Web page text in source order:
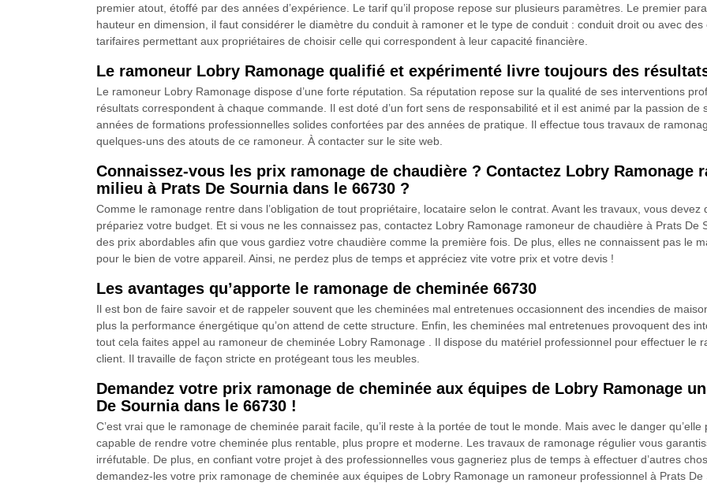
premier atout, étoffé par des années d’expérience. Le tarif qu’il propose repose sur plusieurs paramètres. Le premier
hauteur en dimension, il faut considérer le diamètre du conduit à ramoner et le type de conduit : conduit droit ou avec
tarifaires permettant aux propriétaires de choisir celle qui correspondent à leur capacité financière.
Le ramoneur Lobry Ramonage qualifié et expérimenté livre toujours des
Le ramoneur Lobry Ramonage dispose d’une forte réputation. Sa réputation repose sur la qualité de ses interventions
résultats correspondent à chaque commande. Il est doté d’un fort sens de responsabilité et il est animé par la passion de
années de formations professionnelles solides confortées par des années de pratique. Il effectue tous travaux de
quelques-uns des atouts de ce ramoneur. À contacter sur le site web.
Connaissez-vous les prix ramonage de chaudière ? Contactez Lobry Ramonage
milieu à Prats De Sournia dans le 66730 ?
Comme le ramonage rentre dans l’obligation de tout propriétaire, locataire selon le contrat. Avant les travaux, vous
prépariez votre budget. Et si vous ne les connaissez pas, contactez Lobry Ramonage ramoneur de chaudière à Prats
des prix abordables afin que vous gardiez votre chaudière comme la première fois. De plus, elles ne connaissent pas le
pour le bien de votre appareil. Ainsi, ne perdez plus de temps et appréciez vite votre prix et votre devis !
Les avantages qu’apporte le ramonage de cheminée 66730
Il est bon de faire savoir et de rappeler souvent que les cheminées mal entretenues occasionnent des incendies de
plus la performance énergétique qu’on attend de cette structure. Enfin, les cheminées mal entretenues provoquent des
tout cela faites appel au ramoneur de cheminée Lobry Ramonage . Il dispose du matériel professionnel pour effectuer le
client. Il travaille de façon stricte en protégeant tous les meubles.
Demandez votre prix ramonage de cheminée aux équipes de Lobry Ramonage
De Sournia dans le 66730 !
C’est vrai que le ramonage de cheminée parait facile, qu’il reste à la portée de tout le monde. Mais avec le danger
capable de rendre votre cheminée plus rentable, plus propre et moderne. Les travaux de ramonage régulier vous
irréfutable. De plus, en confiant votre projet à des professionnelles vous gagneriez plus de temps à effectuer d’autres
demandez-les votre prix ramonage de cheminée aux équipes de Lobry Ramonage un ramoneur professionnel à Prats